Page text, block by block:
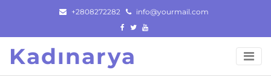
content
+2808272282 info@yourmail.com
Kadınarya